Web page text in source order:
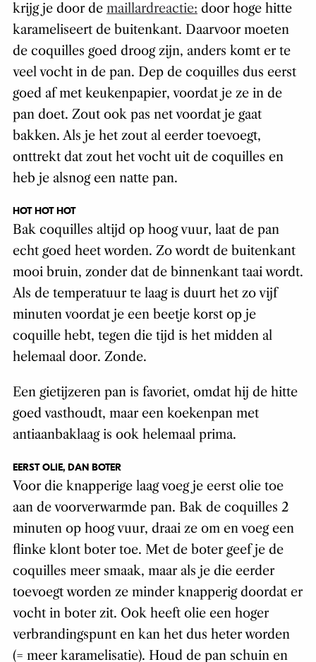
krijg je door de maillardreactie: door hoge hitte
karameliseert de buitenkant. Daarvoor moeten
de coquilles goed droog zijn, anders komt er te
veel vocht in de pan. Dep de coquilles dus eerst
goed af met keukenpapier, voordat je ze in de
pan doet. Zout ook pas net voordat je gaat
bakken. Als je het zout al eerder toevoegt,
onttrekt dat zout het vocht uit de coquilles en
heb je alsnog een natte pan.
HOT HOT HOT
Bak coquilles altijd op hoog vuur, laat de pan
echt goed heet worden. Zo wordt de buitenkant
mooi bruin, zonder dat de binnenkant taai wordt.
Als de temperatuur te laag is duurt het zo vijf
minuten voordat je een beetje korst op je
coquille hebt, tegen die tijd is het midden al
helemaal door. Zonde.
Een gietijzeren pan is favoriet, omdat hij de hitte
goed vasthoudt, maar een koekenpan met
antiaanbaklaag is ook helemaal prima.
EERST OLIE, DAN BOTER
Voor die knapperige laag voeg je eerst olie toe
aan de voorverwarmde pan. Bak de coquilles 2
minuten op hoog vuur, draai ze om en voeg een
flinke klont boter toe. Met de boter geef je de
coquilles meer smaak, maar als je die eerder
toevoegt worden ze minder knapperig doordat er
vocht in boter zit. Ook heeft olie een hoger
verbrandingspunt en kan het dus heter worden
(= meer karamelisatie). Houd de pan schuin en